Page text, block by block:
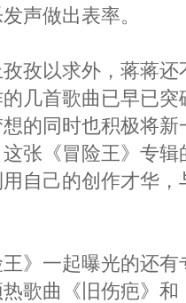
声做出表率。
以求外，蒋蒋还
几首歌曲已早已突
的同时也积极将
张《冒险王》专
自己的创作才华
一起曝光的还有
歌曲《旧伤疤》